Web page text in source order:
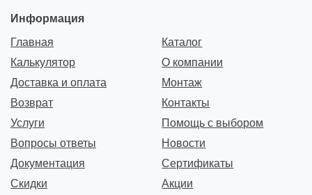
Информация
Главная
Каталог
Калькулятор
О компании
Доставка и оплата
Монтаж
Возврат
Контакты
Услуги
Помощь с выбором
Вопросы ответы
Новости
Документация
Сертификаты
Скидки
Акции